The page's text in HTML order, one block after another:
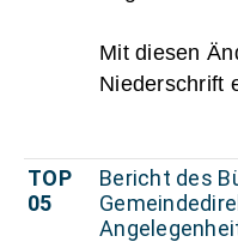
Mit diesen
Niederschrift
TOP
05
Bericht des